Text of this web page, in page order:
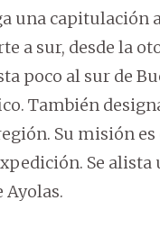
una capitulación
a sur, desde la
poco al sur de
También
Su misión
Se
Ayolas.